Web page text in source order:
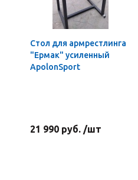
Стол для армрестлинга
"Ермак" усиленный
ApolonSport
21 990 руб. /шт